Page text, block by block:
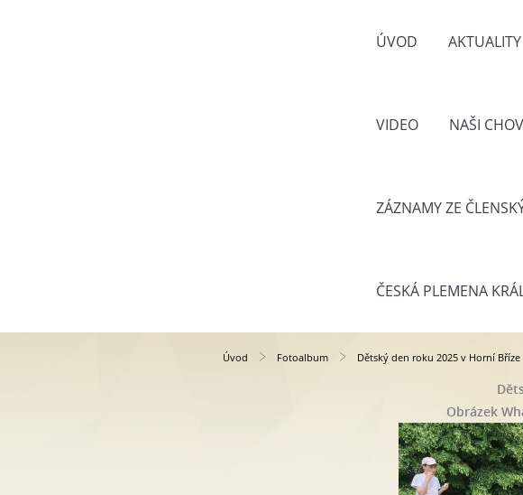
ÚVOD AKTUALITY
VIDEO NAŠI
ZÁZNAMY ZE
ČESKÁ PLEMENA
Úvod Fotoalbum Dětský den roku 2025 v Horní Bříze
Obrázek